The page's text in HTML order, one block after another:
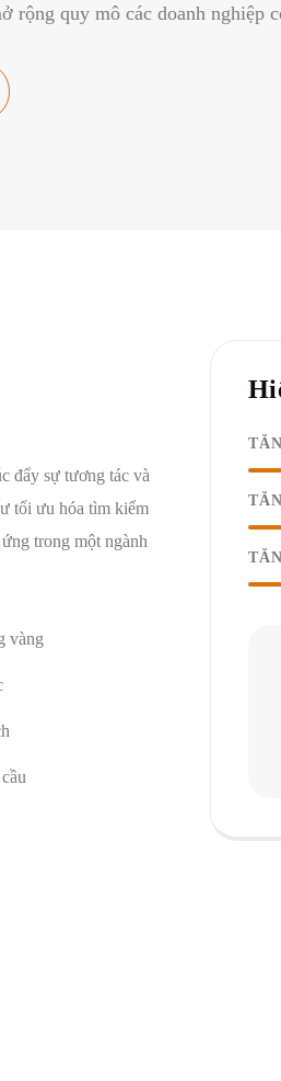
rộng quy mô các doanh nghiệp
đẩy sự tương tác và
tối ưu hóa tìm kiếm
trong một ngành
vàng